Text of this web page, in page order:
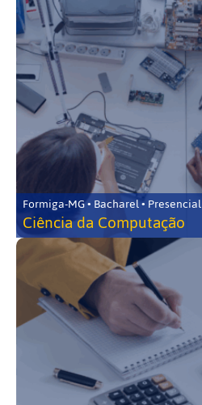
Formiga-MG • Bacharel • Presencial
Ciência da Computação